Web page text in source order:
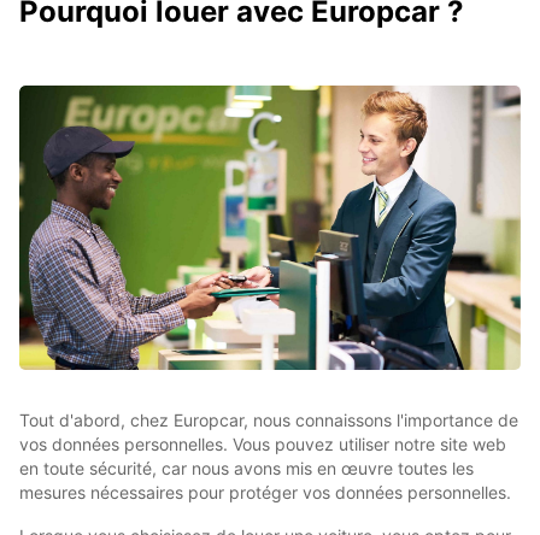
Pourquoi louer avec Europcar ?
Tout d'abord, chez Europcar, nous connaissons l'importance de
vos données personnelles. Vous pouvez utiliser notre site web
en toute sécurité, car nous avons mis en œuvre toutes les
mesures nécessaires pour protéger vos données personnelles.